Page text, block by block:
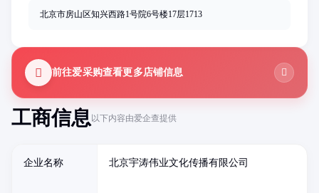
工商信息以下内容由爱企查提供
企业名称 北京宇涛伟业文化传播有限公司
北京市房山区知兴西路1号院6号楼17层1713
前往爱采购查看更多店铺信息